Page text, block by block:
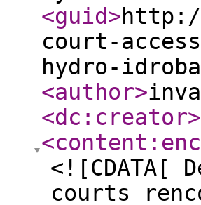
<guid>
court-
hydro-
<author>
<dc:creator>
<![CDATA[
courts